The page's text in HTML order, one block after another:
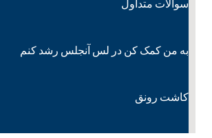
سوالات متداول
به من کمک کن در لس آنجلس رشد کنم
کاشت رونق